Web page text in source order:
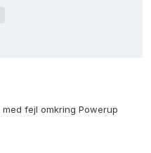
med fejl omkring Powerup